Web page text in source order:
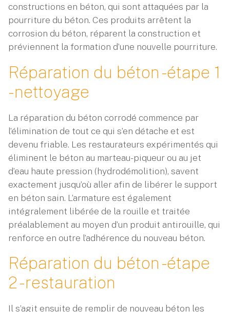
constructions en béton, qui sont attaquées par la
pourriture du béton. Ces produits arrêtent la
corrosion du béton, réparent la construction et
préviennent la formation d’une nouvelle pourriture.
Réparation du béton - étape 1
- nettoyage
La réparation du béton corrodé commence par
l’élimination de tout ce qui s’en détache et est
devenu friable. Les restaurateurs expérimentés qui
éliminent le béton au marteau-piqueur ou au jet
d’eau haute pression (hydrodémolition), savent
exactement jusqu’où aller afin de libérer le support
en béton sain. L’armature est également
intégralement libérée de la rouille et traitée
préalablement au moyen d’un produit antirouille, qui
renforce en outre l’adhérence du nouveau béton.
Réparation du béton - étape
2 - restauration
Il s’agit ensuite de remplir de nouveau béton les